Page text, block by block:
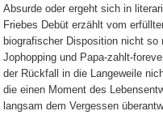
Absurde oder ergeht sich in
Friebes Debüt erzählt vom
biografischer Disposition nicht
Jophopping und Papa-zahlt-
der Rückfall in die Langeweile
die einen Moment des
langsam dem Vergessen